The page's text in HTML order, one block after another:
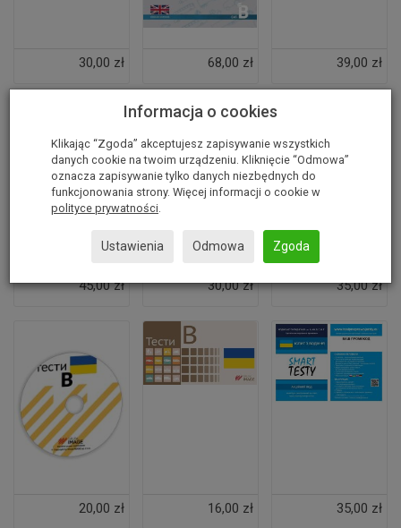
30,00 zł 68,00 zł 39,00 zł
45,00 zł 30,00 zł 35,00 zł
20,00 zł 16,00 zł 35,00 zł
Informacja o cookies
Klikając “Zgoda” akceptujesz zapisywanie wszystkich
danych cookie na twoim urządzeniu. Kliknięcie “Odmowa”
oznacza zapisywanie tylko danych niezbędnych do
funkcjonowania strony. Więcej informacji o cookie w
polityce prywatności
Ustawienia Odmowa Zgoda